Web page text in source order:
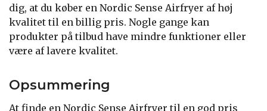
dig, at du køber en Nordic Sense Airfryer af høj
kvalitet til en billig pris. Nogle gange kan
produkter på tilbud have mindre funktioner eller
være af lavere kvalitet.
Opsummering
At finde en Nordic Sense Airfryer til en god pris